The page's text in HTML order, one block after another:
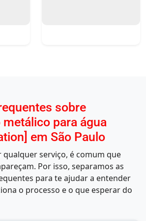
sobre
para água
em São Paulo
serviço, é comum que
Por isso, separamos as
para te ajudar a entender
o processo e o que esperar do